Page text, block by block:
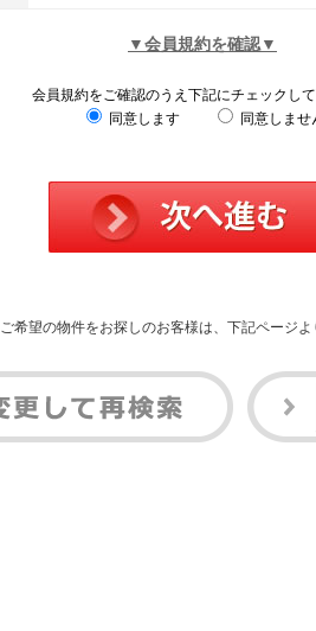
▼会員規約を確認▼
会員規約をご確認のうえ下記にチェックして
同意します
同意しませ
ご希望の物件をお探しのお客様は、下記ページよ